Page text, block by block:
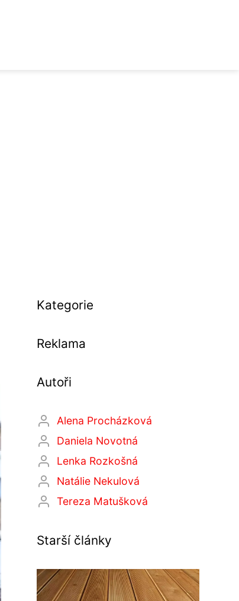
Kategorie
Reklama
Autoři
Alena Procházková
Daniela Novotná
Lenka Rozkošná
Natálie Nekulová
Tereza Matušková
Starší články